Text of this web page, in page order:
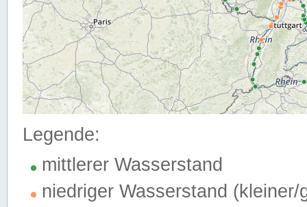
Legende:
mittlerer Wasserstand
niedriger Wasserstand (kleiner/